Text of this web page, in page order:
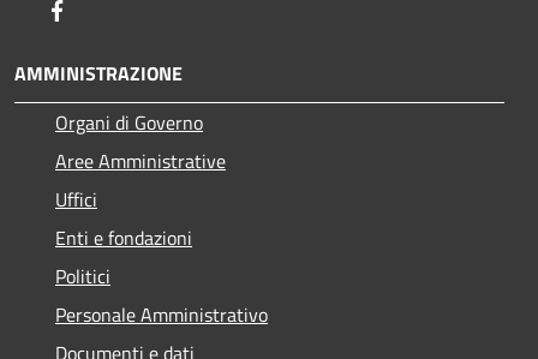
AMMINISTRAZIONE
Organi di Governo
Aree Amministrative
Uffici
Enti e fondazioni
Politici
Personale Amministrativo
Documenti e dati